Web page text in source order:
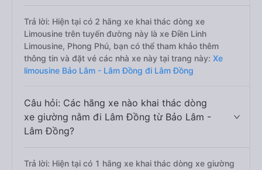
Trả lời: Hiện tại có 2 hãng xe khai thác dòng xe
Limousine trên tuyến đường này là xe Điền Linh
Limousine, Phong Phú, bạn có thể tham khảo thêm
thông tin và đặt vé các nhà xe này tại trang này: Xe
limousine Bảo Lâm - Lâm Đồng đi Lâm Đồng
Câu hỏi: Các hãng xe nào khai thác dòng
xe giường nằm đi Lâm Đồng từ Bảo Lâm -
Lâm Đồng?
Trả lời: Hiện tại có 1 hãng xe khai thác dòng xe giường